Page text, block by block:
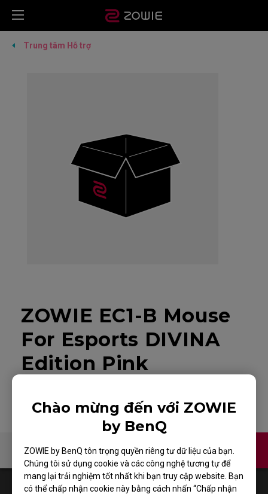
Chào mừng đến với ZOWIE
by BenQ
ZOWIE by BenQ tôn trọng quyền riêng tư dữ liệu của bạn.
Chúng tôi sử dụng cookie và các công nghệ tương tự để
mang lại trải nghiệm tốt nhất khi bạn truy cập website. Bạn
có thể chấp nhận cookie này bằng cách nhấn “Chấp nhận
Trung tâm Hỗ trợ
ZOWIE EC1-B Mouse
For Esports DIVINA
Edition Pink
Video Liên hệ
1 Results Default